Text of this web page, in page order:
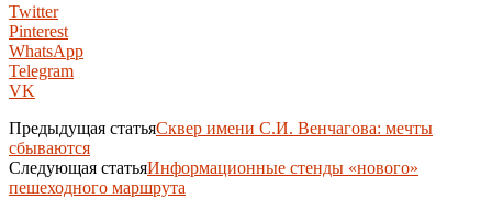
Twitter
Pinterest
WhatsApp
Telegram
VK
Предыдущая статьяСквер имени С.И. Венчагова: мечты
сбываются
Следующая статьяИнформационные стенды «нового»
пешеходного маршрута